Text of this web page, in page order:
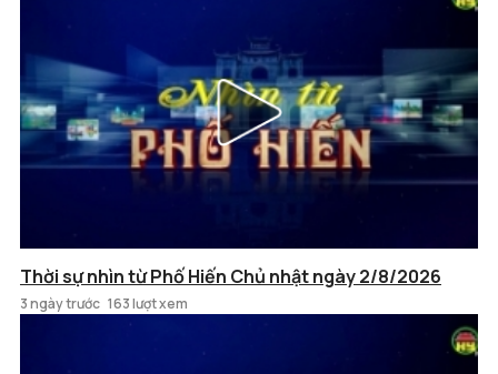
Thời sự nhìn từ Phố Hiến Chủ nhật ngày 2/8/2026
3 ngày trước 163 lượt xem